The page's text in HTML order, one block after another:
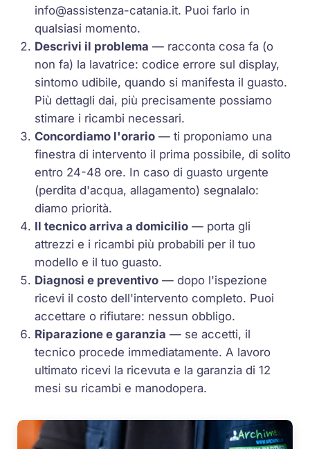
info@assistenza-catania.it. Puoi farlo in
qualsiasi momento.
Descrivi il problema — racconta cosa fa (o
non fa) la lavatrice: codice errore sul display,
sintomo udibile, quando si manifesta il guasto.
Più dettagli dai, più precisamente possiamo
stimare i ricambi necessari.
Concordiamo l'orario — ti proponiamo una
finestra di intervento il prima possibile, di solito
entro 24-48 ore. In caso di guasto urgente
(perdita d'acqua, allagamento) segnalalo:
diamo priorità.
Il tecnico arriva a domicilio — porta gli
attrezzi e i ricambi più probabili per il tuo
modello e il tuo guasto.
Diagnosi e preventivo — dopo l'ispezione
ricevi il costo dell'intervento completo. Puoi
accettare o rifiutare: nessun obbligo.
Riparazione e garanzia — se accetti, il
tecnico procede immediatamente. A lavoro
ultimato ricevi la ricevuta e la garanzia di 12
mesi su ricambi e manodopera.